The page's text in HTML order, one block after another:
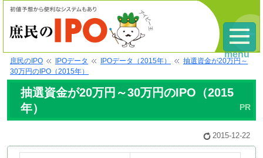
庶民のIPO IPOデータ IPOデータ（2015年）
抽選資金が20万円～
30万円のIPO（2015年）
抽選資金が20万円～30万円のIPO（2015
年）
2015-12-22
menu